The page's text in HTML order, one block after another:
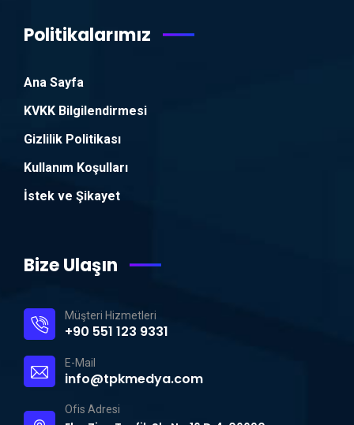
Politikalarımız
Ana Sayfa
KVKK Bilgilendirmesi
Gizlilik Politikası
Kullanım Koşulları
İstek ve Şikayet
Bize Ulaşın
Müşteri Hizmetleri
+90 551 123 9331
E-Mail
info@tpkmedya.com
Ofis Adresi